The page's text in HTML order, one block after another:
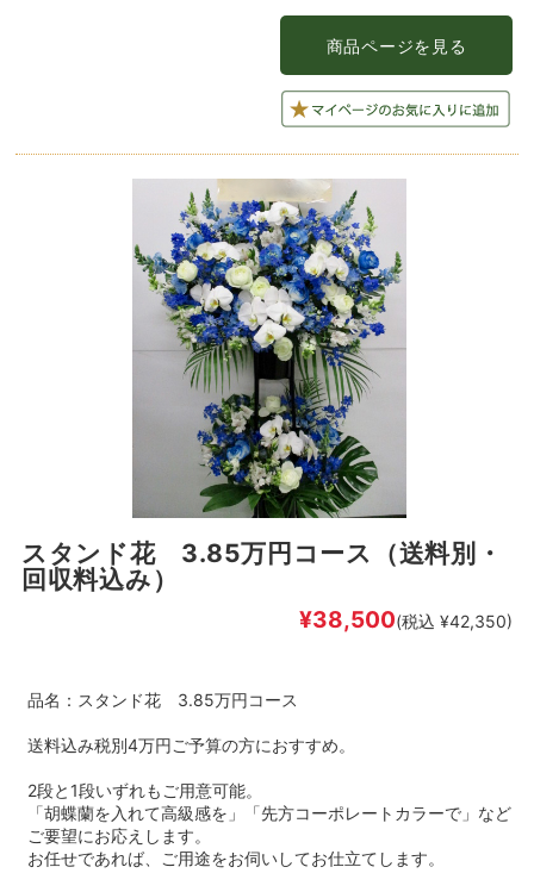
スタンド花 3.85万円コース（送料別・
回収料込み）
¥38,500(税込 ¥42,350)
品名：スタンド花 3.85万円コース
送料込み税別4万円ご予算の方におすすめ。
2段と1段いずれもご用意可能。
「胡蝶蘭を入れて高級感を」「先方コーポレートカラーで」など
ご要望にお応えします。
お任せであれば、ご用途をお伺いしてお仕立てします。